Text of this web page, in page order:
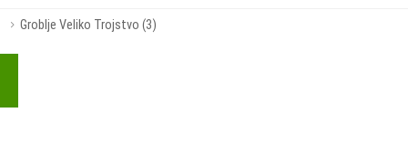
Groblje Veliko Trojstvo (3)